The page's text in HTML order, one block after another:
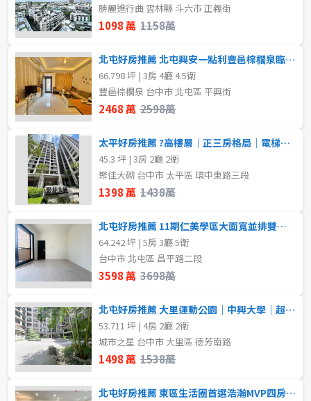
格局
不拘
1房
2房 3房
4房
屋齡
不拘
售價
21樓以上
格局
不拘
2房
4房
租金(元)
勝麗進行曲 雲林縣 斗六市 正義街
1098 萬 1158萬
北屯好房推薦 北屯興安一點利豐邑棕櫚泉臨路透店
66.798 坪 | 3房 4廳 4.5衛
豐邑棕櫚泉 台中市 北屯區 平興街
2468 萬 2598萬
太平好房推薦 ?高樓層｜正三房格局｜電梯口柱邊平車
45.3 坪 | 3房 2廳 2衛
聚佳大砌 台中市 太平區 環中東路三段
1398 萬 1438萬
北屯好房推薦 11期仁美學區大面寬並排雙車臨路豪墅
64.242 坪 | 5房 3廳 5衛
台中市 北屯區 昌平路二段
3598 萬 3698萬
北屯好房推薦 大里運動公園｜中興大學｜超大四房平車
53.711 坪 | 4房 2廳 2衛
城市之星 台中市 大里區 德芳南路
1498 萬 1538萬
北屯好房推薦 東區生活圈首選浩瀚MVP四房雙平車